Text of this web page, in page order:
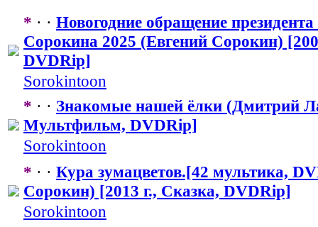
* · · Новогодние обращение
Сорокина 2025 (Евгений Сорокин)
DVDRip]
Sorokintoon
* · · Знакомые нашей ёлки (Дмитрий
Мультфильм, DVDRip]
Sorokintoon
* · · Кура зумацветов.[42 мультика,
Сорокин) [2013 г., Сказка, DVDRip]
Sorokintoon